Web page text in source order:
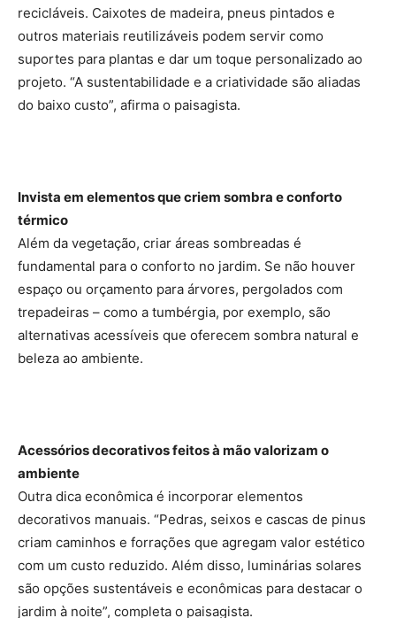
recicláveis. Caixotes de madeira, pneus pintados e
outros materiais reutilizáveis podem servir como
suportes para plantas e dar um toque personalizado ao
projeto. “A sustentabilidade e a criatividade são aliadas
do baixo custo”, afirma o paisagista.
Invista em elementos que criem sombra e conforto
térmico
Além da vegetação, criar áreas sombreadas é
fundamental para o conforto no jardim. Se não houver
espaço ou orçamento para árvores, pergolados com
trepadeiras – como a tumbérgia, por exemplo, são
alternativas acessíveis que oferecem sombra natural e
beleza ao ambiente.
Acessórios decorativos feitos à mão valorizam o
ambiente
Outra dica econômica é incorporar elementos
decorativos manuais. “Pedras, seixos e cascas de pinus
criam caminhos e forrações que agregam valor estético
com um custo reduzido. Além disso, luminárias solares
são opções sustentáveis e econômicas para destacar o
jardim à noite”, completa o paisagista.